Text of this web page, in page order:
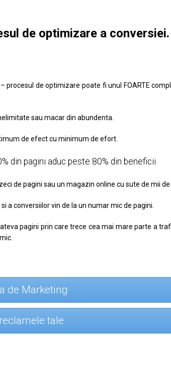
de optimizare a conversiei.
de optimizare poate fi unul FOARTE
sau macar din abundenta.
de efect cu minimum de efort.
din pagini aduc peste 80% din beneficii
de pagini sau un magazin online cu sute de mii
a conversiilor vin de la un numar mic de pagini.
pagini prin care trece cea mai mare parte a
de Marketing
tale